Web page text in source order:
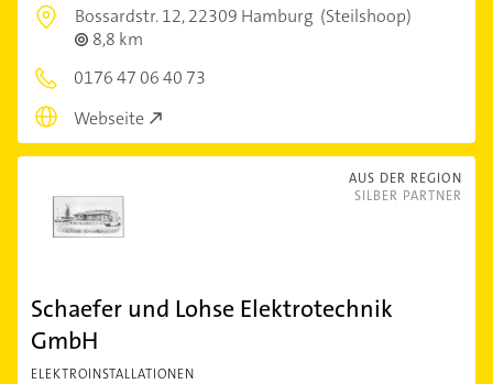
Bossardstr. 12,22309 Hamburg (Steilshoop)
8,8 km
0176 47 06 40 73
Webseite
AUS DER REGION
SILBER PARTNER
Schaefer und Lohse Elektrotechnik
GmbH
ELEKTROINSTALLATIONEN